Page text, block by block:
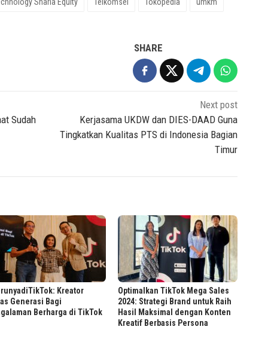
Sharia Equity Telkomsel Tokopedia umkm
SHARE
Sudah
Next post
Kerjasama UKDW dan DIES-DAAD Guna
Tingkatkan Kualitas PTS di Indonesia Bagian
Timur
Kreator
Generasi Bagi
Berharga di TikTok
Optimalkan TikTok Mega Sales
2024: Strategi Brand untuk Raih
Hasil Maksimal dengan Konten
Kreatif Berbasis Persona